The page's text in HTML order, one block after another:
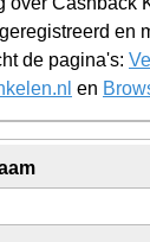
en
de pagina's:
en